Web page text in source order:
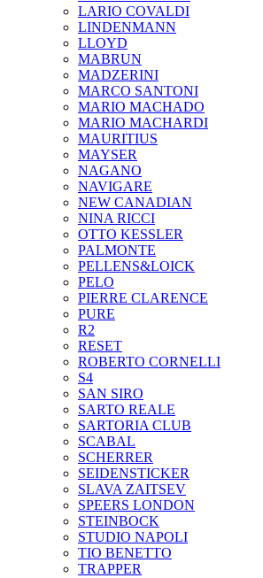
LARIO COVALDI
LINDENMANN
LLOYD
MABRUN
MADZERINI
MARCO SANTONI
MARIO MACHADO
MARIO MACHARDI
MAURITIUS
MAYSER
NAGANO
NAVIGARE
NEW CANADIAN
NINA RICCI
OTTO KESSLER
PALMONTE
PELLENS&LOICK
PELO
PIERRE CLARENCE
PURE
R2
RESET
ROBERTO CORNELLI
S4
SAN SIRO
SARTO REALE
SARTORIA CLUB
SCABAL
SCHERRER
SEIDENSTICKER
SLAVA ZAITSEV
SPEERS LONDON
STEINBOCK
STUDIO NAPOLI
TIO BENETTO
TRAPPER